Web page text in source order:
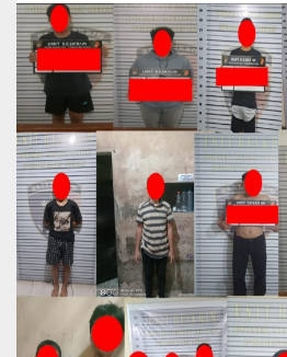
i
m
P
o
r
e
t
a
b
e
s
M
e
d
a
n